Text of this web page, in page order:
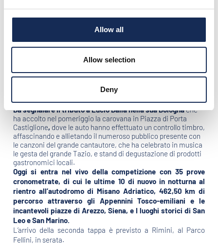
Allow all
Allow selection
Deny
vede la partecipazione di 250 equipaggi,
vetture anteguerra, e il 60% di presenze straniere
Inghilterra, Spagna, USA, Giappone, Argentina e Russia
segnodell’eco internazionale di questa competizione,
Da segnalareil tributo a Lucio Dalla nella sua Bolognache
ha accolto nel pomeriggio la carovana in Piazza di Porta
Castiglione, dove le auto hanno effettuato un controllo timbro,
affascinando e allietando il numeroso pubblico presente con
le canzoni del grande cantautore, che ha celebrato in musica
le gesta del grande Tazio, e stand di degustazione di prodotti
gastronomici locali.
Oggi si entra nel vivo della competizione con 35 prove
cronometrate, di cui le ultime 10 di nuovo in notturna al
rientro all’autodromo di Misano Adriatico, 462,50 km di
percorso attraverso gli Appennini Tosco-emiliani e le
incantevoli piazze di Arezzo, Siena, e I luoghi storici di San
Leo e San Marino.
L’arrivo della seconda tappa è previsto a Rimini, al Parco
Fellini, in serata.